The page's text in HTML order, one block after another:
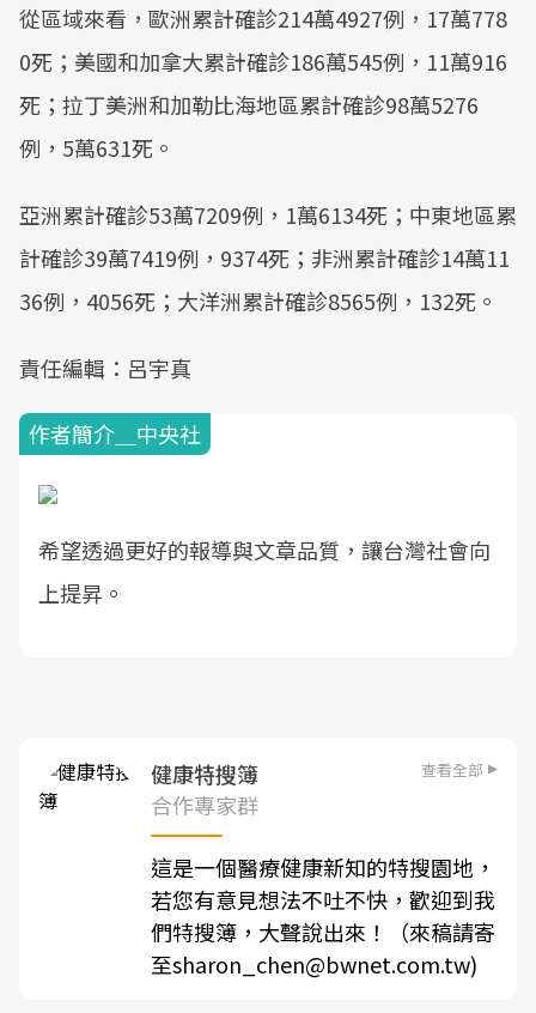
從區域來看，歐洲累計確診214萬4927例，17萬778
0死；美國和加拿大累計確診186萬545例，11萬916
死；拉丁美洲和加勒比海地區累計確診98萬5276
例，5萬631死。
亞洲累計確診53萬7209例，1萬6134死；中東地區累
計確診39萬7419例，9374死；非洲累計確診14萬11
36例，4056死；大洋洲累計確診8565例，132死。
責任編輯：呂宇真
作者簡介＿中央社
希望透過更好的報導與文章品質，讓台灣社會向
上提昇。
健康特搜簿 查看全部
合作專家群
這是一個醫療健康新知的特搜園地，
若您有意見想法不吐不快，歡迎到我
們特搜簿，大聲說出來！（來稿請寄
至sharon_chen@bwnet.com.tw)